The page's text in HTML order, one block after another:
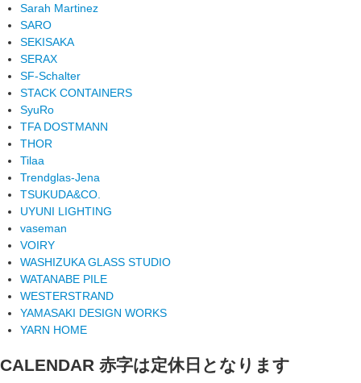
Sarah Martinez
SARO
SEKISAKA
SERAX
SF-Schalter
STACK CONTAINERS
SyuRo
TFA DOSTMANN
THOR
Tilaa
Trendglas-Jena
TSUKUDA&CO.
UYUNI LIGHTING
vaseman
VOIRY
WASHIZUKA GLASS STUDIO
WATANABE PILE
WESTERSTRAND
YAMASAKI DESIGN WORKS
YARN HOME
CALENDAR 赤字は定休日となります